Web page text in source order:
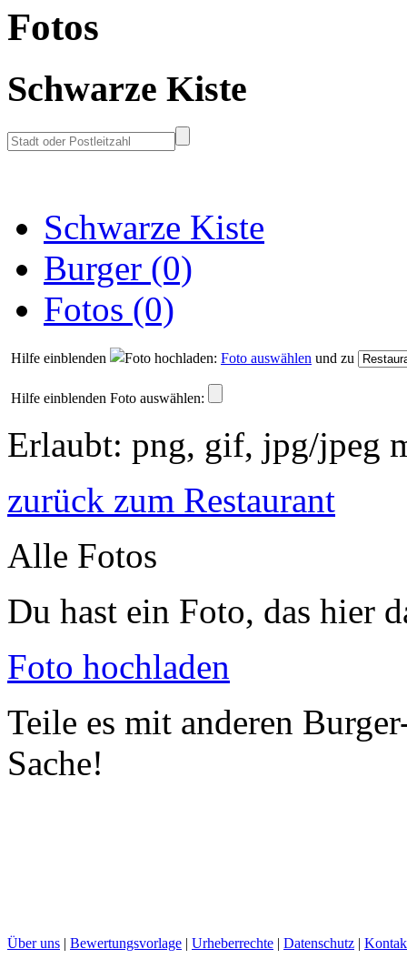
Fotos
Schwarze Kiste
Schwarze Kiste
Burger (0)
Fotos (0)
Hilfe einblenden Foto auswählen und zu
Hilfe einblenden Foto auswählen:
Erlaubt: png, gif, jpg/jpeg
zurück zum Restaurant
Alle Fotos
Du hast ein Foto, das hier
Foto hochladen
Teile es mit anderen
Sache!
Über uns | Bewertungsvorlage | Urheberrechte | Datenschutz |